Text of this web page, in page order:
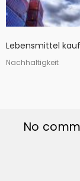
Lebensmittel
Nachhaltigkeit
No